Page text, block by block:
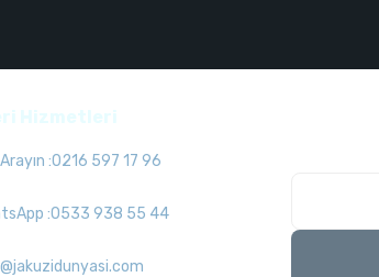
:0216 597 17 96
:0533 938 55 44